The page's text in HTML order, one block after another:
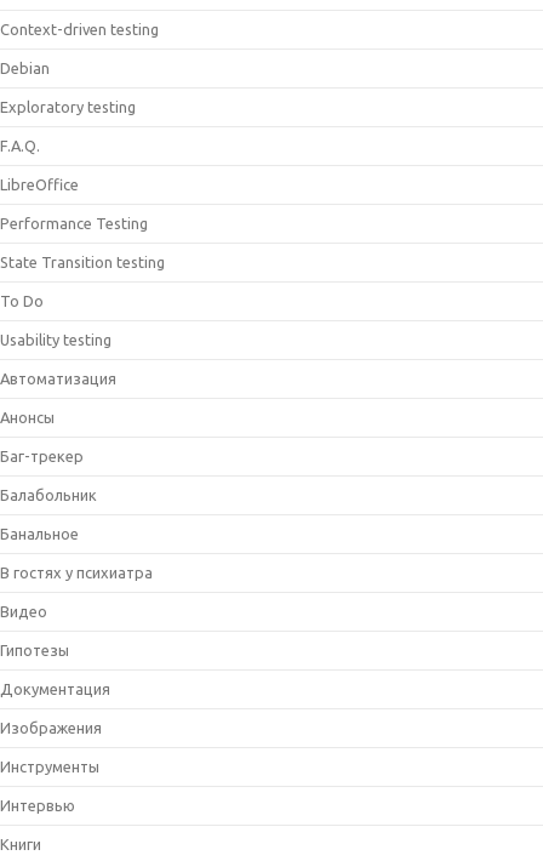
Context-driven testing
Debian
Exploratory testing
F.A.Q.
LibreOffice
Performance Testing
State Transition testing
To Do
Usability testing
Автоматизация
Анонсы
Баг-трекер
Балабольник
Банальное
В гостях у психиатра
Видео
Гипотезы
Документация
Изображения
Инструменты
Интервью
Книги